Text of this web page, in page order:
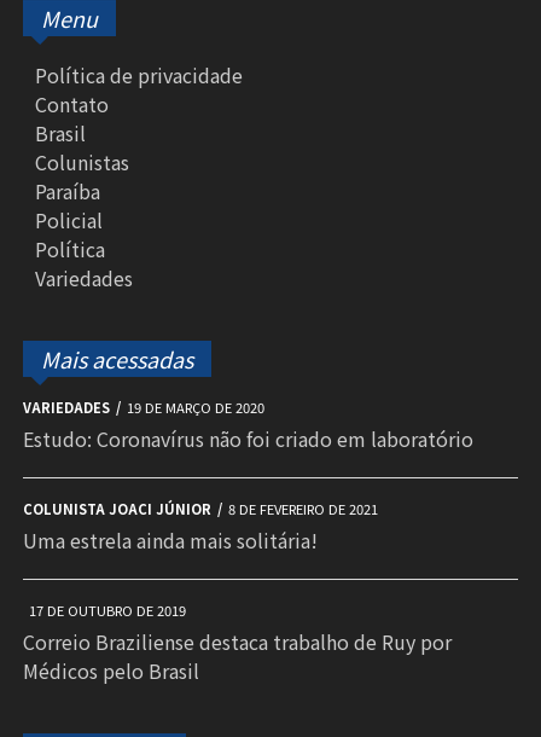
Menu
Política de privacidade
Contato
Brasil
Colunistas
Paraíba
Policial
Política
Variedades
Mais acessadas
VARIEDADES 19 DE MARÇO DE 2020
Estudo: Coronavírus não foi criado em laboratório
COLUNISTA JOACI JÚNIOR 8 DE FEVEREIRO DE 2021
Uma estrela ainda mais solitária!
17 DE OUTUBRO DE 2019
Correio Braziliense destaca trabalho de Ruy por
Médicos pelo Brasil